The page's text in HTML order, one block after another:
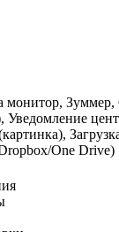
монитор, Зуммер,
Уведомление
One Drive)